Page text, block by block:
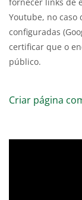
Youtube, no caso
configuradas
certificar que o
público.
Criar página